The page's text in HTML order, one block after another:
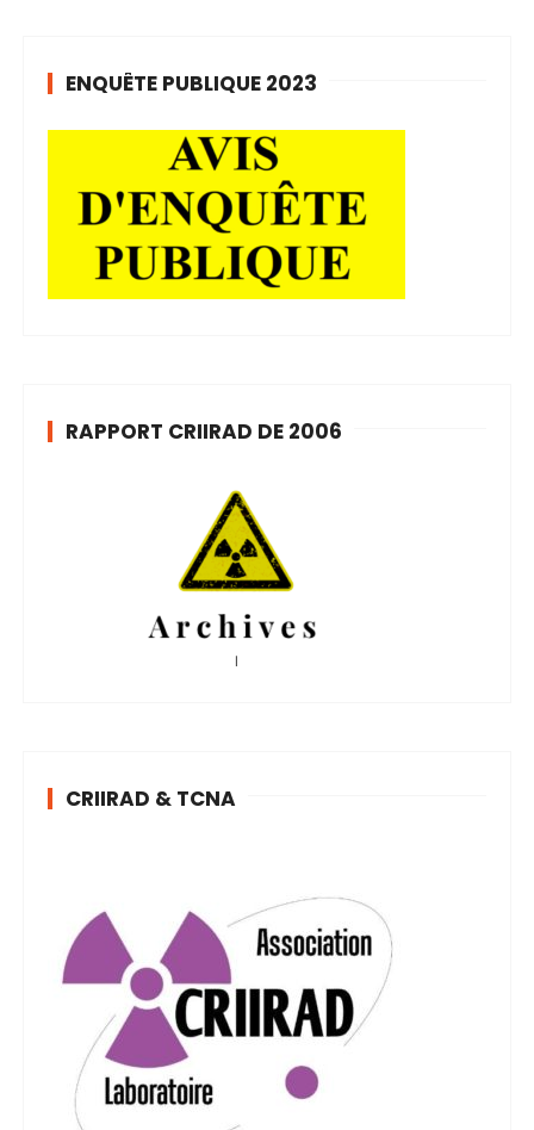
ENQUÊTE PUBLIQUE 2023
RAPPORT CRIIRAD DE 2006
CRIIRAD & TCNA